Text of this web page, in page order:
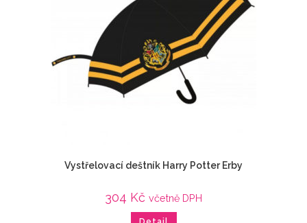
Vystřelovací deštník Harry Potter Erby
304 Kč včetně DPH